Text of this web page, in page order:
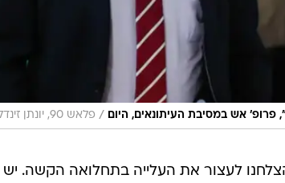
פרופ' אש במסיבת העיתונאים, היום / פלאש 90, יונתן זינדל
לעצור את העלייה בתחלואה הקשה. יש